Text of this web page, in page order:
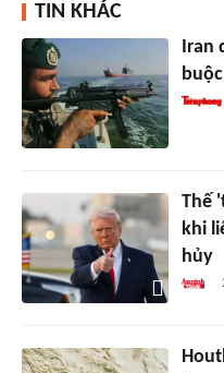
TIN KHÁC
Iran
Thế
khi
hủy